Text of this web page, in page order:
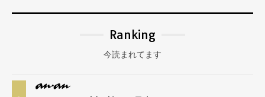
Ranking
今読まれてます